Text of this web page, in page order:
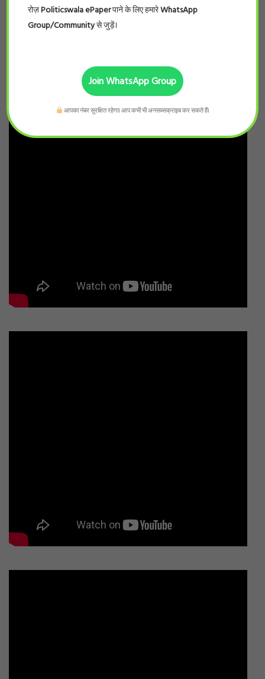
रोज़Politicswala ePaperपाने के लिए हमारेWhatsApp
Group/Communityसे जुड़ें।
Join WhatsApp Group
आपका नंबर सुरक्षित रहेगा। आप कभी भी अनसब्सक्राइब कर सकते हैं।